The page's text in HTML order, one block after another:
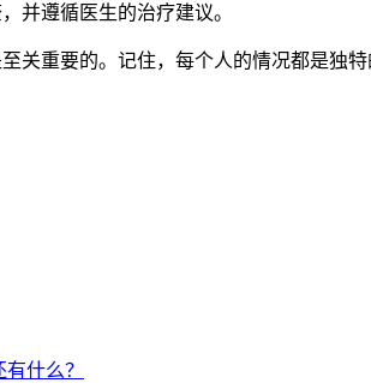
并遵循医生的治疗建议。
重要的。记住，每个人的情况都是独
什么？